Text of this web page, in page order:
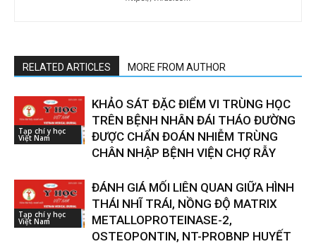
RELATED ARTICLES MORE FROM AUTHOR
Tạp chí y học
Việt Nam
KHẢO SÁT ĐẶC ĐIỂM VI TRÙNG HỌC
TRÊN BỆNH NHÂN ĐÁI THÁO ĐƯỜNG
ĐƯỢC CHẨN ĐOÁN NHIỄM TRÙNG
CHÂN NHẬP BỆNH VIỆN CHỢ RẪY
Tạp chí y học
Việt Nam
ĐÁNH GIÁ MỐI LIÊN QUAN GIỮA HÌNH
THÁI NHĨ TRÁI, NỒNG ĐỘ MATRIX
METALLOPROTEINASE-2,
OSTEOPONTIN, NT-PROBNP HUYẾT